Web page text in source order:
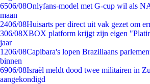
6506/08Onlyfans-model met G-cup wil als
maan
2406/08Huisarts per direct uit vak gezet om
306/08XBOX platform krijgt zijn eigen
jaar
1206/08Capibara's lopen Braziliaans
binnen
6906/08Israël meldt dood twee militairen in
aangekondigd